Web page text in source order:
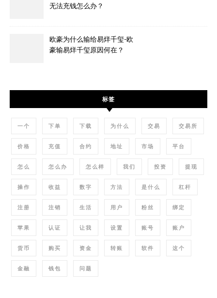
无法充钱怎么办？
欧豪为什么输给易烊千玺-欧
豪输易烊千玺原因何在？
标签
一个 下单 下载 为什么 交易 交易所
价格 充值 合约 地址 市场 平台
怎么 怎么办 怎么样 我们 投资 提现
操作 收益 数字 方法 是什么 杠杆
注册 注销 生活 用户 粉丝 绑定
苹果 认证 让我 设置 账号 账户
货币 购买 资金 转账 软件 这个
金融 钱包 问题